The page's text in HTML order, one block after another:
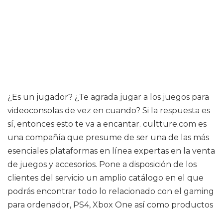
¿Es un jugador? ¿Te agrada jugar a los juegos para
videoconsolas de vez en cuando? Si la respuesta es
sí, entonces esto te va a encantar. cultture.com es
una compañía que presume de ser una de las más
esenciales plataformas en línea expertas en la venta
de juegos y accesorios. Pone a disposición de los
clientes del servicio un amplio catálogo en el que
podrás encontrar todo lo relacionado con el gaming
para ordenador, PS4, Xbox One así como productos